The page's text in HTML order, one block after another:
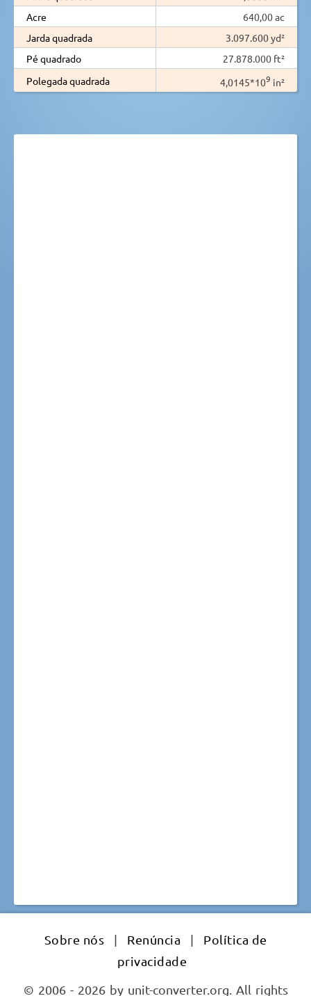
Acre
640,00 ac
Jarda quadrada
3.097.600 yd²
Pé quadrado
27.878.000 ft²
Polegada quadrada
4,0145*109 in²
Sobre nós | Renúncia |
Política de
privacidade
© 2006 - 2026 by unit-converter.org. All rights